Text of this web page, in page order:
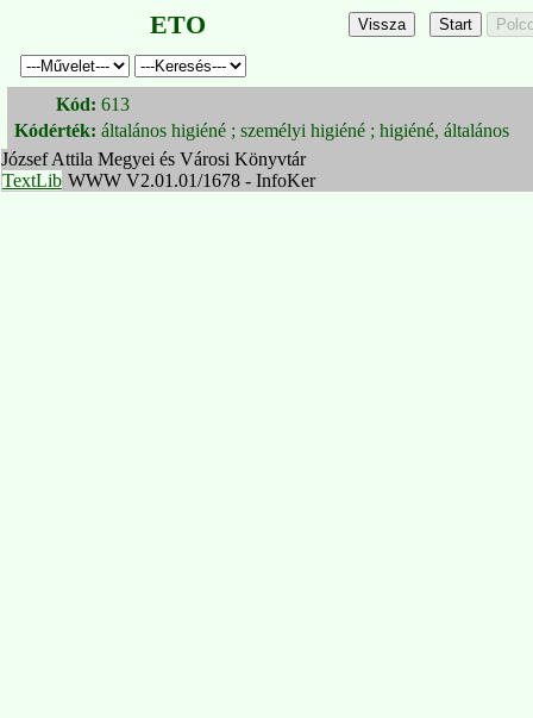
ETO
Kód: 613
Kódérték: általános higiéné ; személyi higiéné ; higiéné, általános
József Attila Megyei és Városi Könyvtár
TextLib WWW V2.01.01/1678 - InfoKer